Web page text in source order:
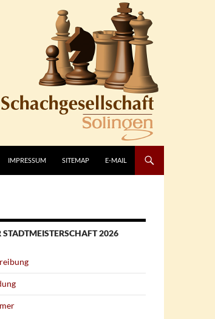
IMPRESSUM SITEMAP E-MAIL
STADTMEISTERSCHAFT 2026